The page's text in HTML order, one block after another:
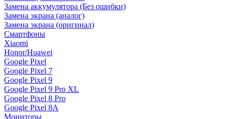
Замена аккумулятора (Без ошибки)
Замена экрана (аналог)
Замена экрана (оригинал)
Смартфоны
Xiaomi
Honor/Huawei
Google Pixel
Google Pixel 7
Google Pixel 9
Google Pixel 9 Pro XL
Google Pixel 8 Pro
Google Pixel 8A
Мониторы